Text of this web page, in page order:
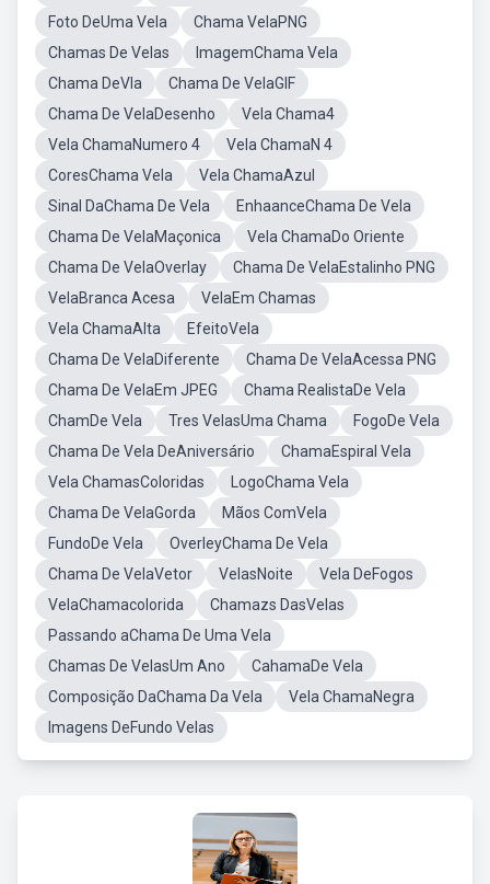
Foto DeUma Vela
Chama VelaPNG
Chamas De Velas
ImagemChama Vela
Chama DeVla
Chama De VelaGIF
Chama De VelaDesenho
Vela Chama4
Vela ChamaNumero 4
Vela ChamaN 4
CoresChama Vela
Vela ChamaAzul
Sinal DaChama De Vela
EnhaanceChama De Vela
Chama De VelaMaçonica
Vela ChamaDo Oriente
Chama De VelaOverlay
Chama De VelaEstalinho PNG
VelaBranca Acesa
VelaEm Chamas
Vela ChamaAlta
EfeitoVela
Chama De VelaDiferente
Chama De VelaAcessa PNG
Chama De VelaEm JPEG
Chama RealistaDe Vela
ChamDe Vela
Tres VelasUma Chama
FogoDe Vela
Chama De Vela DeAniversário
ChamaEspiral Vela
Vela ChamasColoridas
LogoChama Vela
Chama De VelaGorda
Mãos ComVela
FundoDe Vela
OverleyChama De Vela
Chama De VelaVetor
VelasNoite
Vela DeFogos
VelaChamacolorida
Chamazs DasVelas
Passando aChama De Uma Vela
Chamas De VelasUm Ano
CahamaDe Vela
Composição DaChama Da Vela
Vela ChamaNegra
Imagens DeFundo Velas